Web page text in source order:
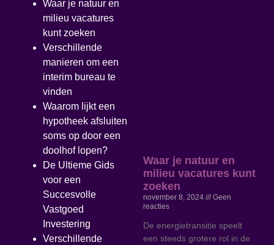
Waar je natuur en
milieu vacatures
kunt zoeken
Verschillende
manieren om een
interim bureau te
vinden
Waarom lijkt een
hypotheek afsluiten
soms op door een
doolhof lopen?
De Ultieme Gids
voor een
Succesvolle
Vastgoed
Investering
Verschillende
Waar je natuur en
milieu vacatures kunt
zoeken
november 8, 2024
Geen
reacties
De energietransitie speelt
een steeds grotere rol in de